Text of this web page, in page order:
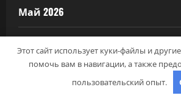
Май 2026
Апрель 2026
Сентябрь 2024
Этот сайт использует куки-файлы и
помочь вам в навигации, а также
пользовательский опыт.